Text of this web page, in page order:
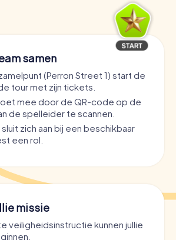
samen
(Perron Street 1) start de
tour met zijn tickets.
mee door de QR-code op de
de spelleider te scannen.
zich aan bij een beschikbaar
een rol.
missie
veiligheidsinstructie kunnen jullie